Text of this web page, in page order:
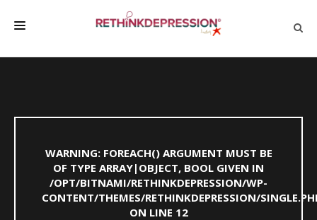
BIENESTAR
FAMILIA Y AMIGOS
WARNING: FOREACH() ARGUMENT MUST BE
OF TYPE ARRAY|OBJECT, BOOL GIVEN IN
/OPT/BITNAMI/RETHINKDEPRESSION/WP-
CONTENT/THEMES/RETHINKDEPRESSION/
ON LINE 12